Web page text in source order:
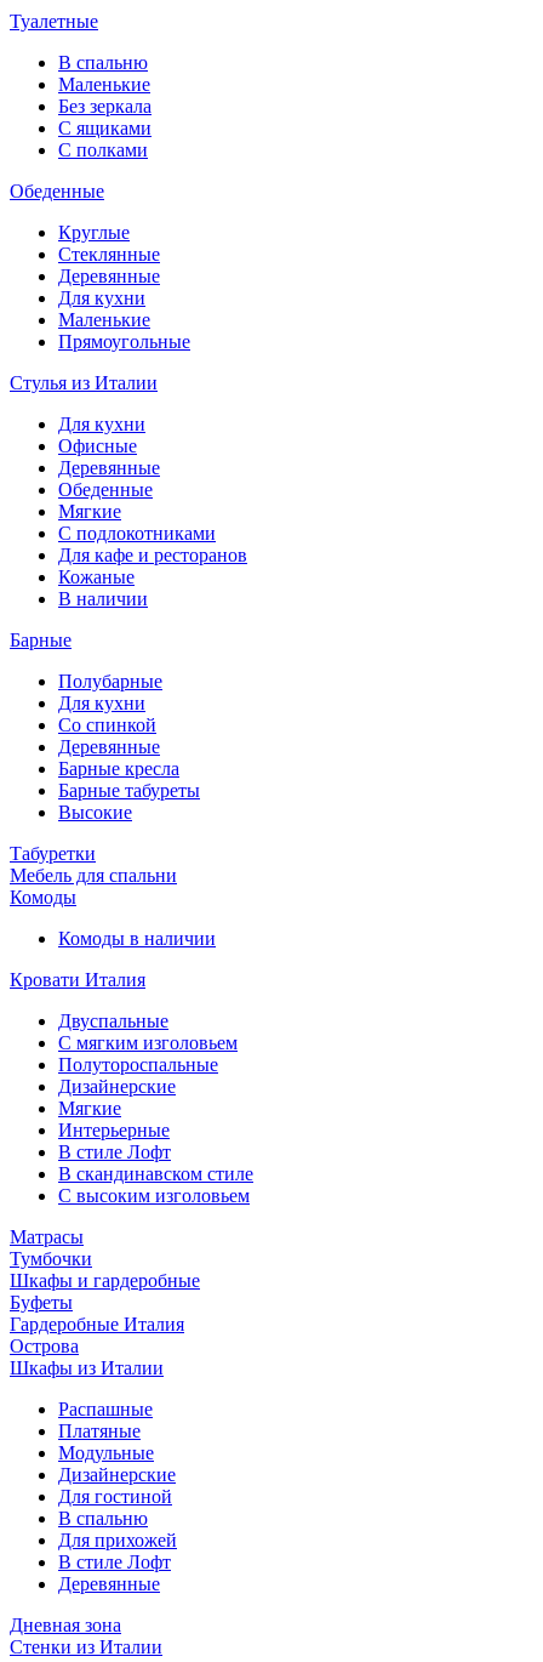
Туалетные
В спальню
Маленькие
Без зеркала
С ящиками
С полками
Обеденные
Круглые
Стеклянные
Деревянные
Для кухни
Маленькие
Прямоугольные
Стулья из Италии
Для кухни
Офисные
Деревянные
Обеденные
Мягкие
С подлокотниками
Для кафе и ресторанов
Кожаные
В наличии
Барные
Полубарные
Для кухни
Со спинкой
Деревянные
Барные кресла
Барные табуреты
Высокие
Табуретки
Мебель для спальни
Комоды
Комоды в наличии
Кровати Италия
Двуспальные
С мягким изголовьем
Полутороспальные
Дизайнерские
Мягкие
Интерьерные
В стиле Лофт
В скандинавском стиле
С высоким изголовьем
Матрасы
Тумбочки
Шкафы и гардеробные
Буфеты
Гардеробные Италия
Острова
Шкафы из Италии
Распашные
Платяные
Модульные
Дизайнерские
Для гостиной
В спальню
Для прихожей
В стиле Лофт
Деревянные
Дневная зона
Стенки из Италии